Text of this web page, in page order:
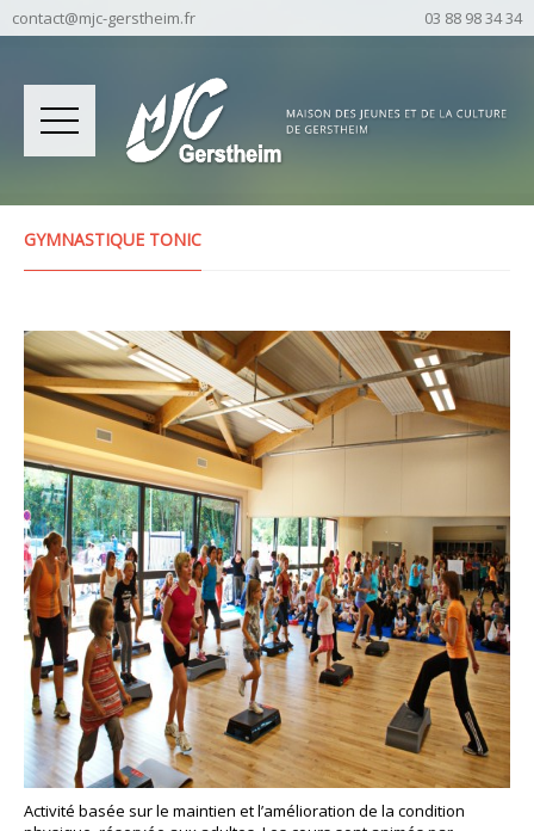
contact@mjc-gerstheim.fr 03 88 98 34 34
GYMNASTIQUE TONIC
Activité basée sur le maintien et l’amélioration de la condition